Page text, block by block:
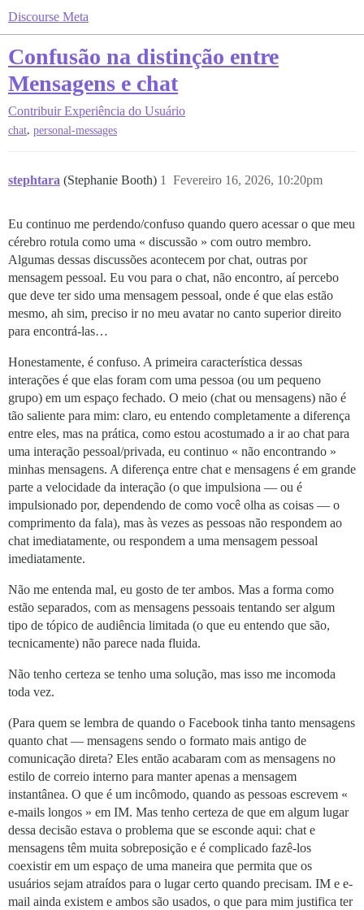
Discourse Meta
Confusão na distinção entre
Mensagens e chat
Contribuir Experiência do Usuário
chat, personal-messages
stephtara (Stephanie Booth) Fevereiro 16, 2026, 10:20pm
1
Eu continuo me perdendo/confuso quando quero acessar o que meu
cérebro rotula como uma « discussão » com outro membro.
Algumas dessas discussões acontecem por chat, outras por
mensagem pessoal. Eu vou para o chat, não encontro, aí percebo
que deve ter sido uma mensagem pessoal, onde é que elas estão
mesmo, ah sim, preciso ir no meu avatar no canto superior direito
para encontrá-las…
Honestamente, é confuso. A primeira característica dessas
interações é que elas foram com uma pessoa (ou um pequeno
grupo) em um espaço fechado. O meio (chat ou mensagens) não é
tão saliente para mim: claro, eu entendo completamente a diferença
entre eles, mas na prática, como estou acostumado a ir ao chat para
uma interação pessoal/privada, eu continuo « não encontrando »
minhas mensagens. A diferença entre chat e mensagens é em grande
parte a velocidade da interação (o que impulsiona — ou é
impulsionado por, dependendo de como você olha as coisas — o
comprimento da fala), mas às vezes as pessoas não respondem ao
chat imediatamente, ou respondem a uma mensagem pessoal
imediatamente.
Não me entenda mal, eu gosto de ter ambos. Mas a forma como
estão separados, com as mensagens pessoais tentando ser algum
tipo de tópico de audiência limitada (o que eu entendo que são,
tecnicamente) não parece nada fluida.
Não tenho certeza se tenho uma solução, mas isso me incomoda
toda vez.
(Para quem se lembra de quando o Facebook tinha tanto mensagens
quanto chat — mensagens sendo o formato mais antigo de
comunicação direta? Eles então acabaram com as mensagens no
estilo de correio interno para manter apenas a mensagem
instantânea. O que é um incômodo, quando as pessoas escrevem «
e-mails longos » em IM. Mas tenho certeza de que em algum lugar
dessa decisão estava o problema que se esconde aqui: chat e
mensagens têm muita sobreposição e é complicado fazê-los
coexistir em um espaço de uma maneira que permita que os
usuários sejam atraídos para o lugar certo quando precisam. IM e e-
mail ainda existem e ambos são usados, o que para mim justifica ter